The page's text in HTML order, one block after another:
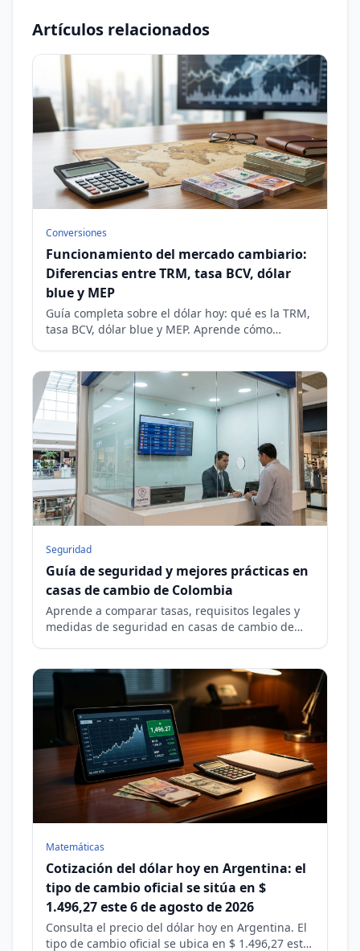
Artículos relacionados
Conversiones
Funcionamiento del mercado cambiario:
Diferencias entre TRM, tasa BCV, dólar
blue y MEP
Guía completa sobre el dólar hoy: qué es la TRM,
tasa BCV, dólar blue y MEP. Aprende cómo
Seguridad
Guía de seguridad y mejores prácticas en
casas de cambio de Colombia
Aprende a comparar tasas, requisitos legales y
medidas de seguridad en casas de cambio de
Matemáticas
Cotización del dólar hoy en Argentina: el
tipo de cambio oficial se sitúa en $
1.496,27 este 6 de agosto de 2026
Consulta el precio del dólar hoy en Argentina. El
tipo de cambio oficial se ubica en $ 1.496,27 este